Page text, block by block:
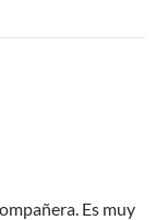
Es muy